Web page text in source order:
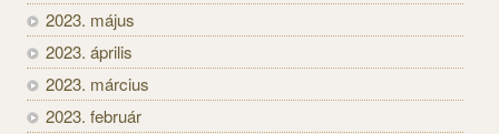
2023. május
2023. április
2023. március
2023. február